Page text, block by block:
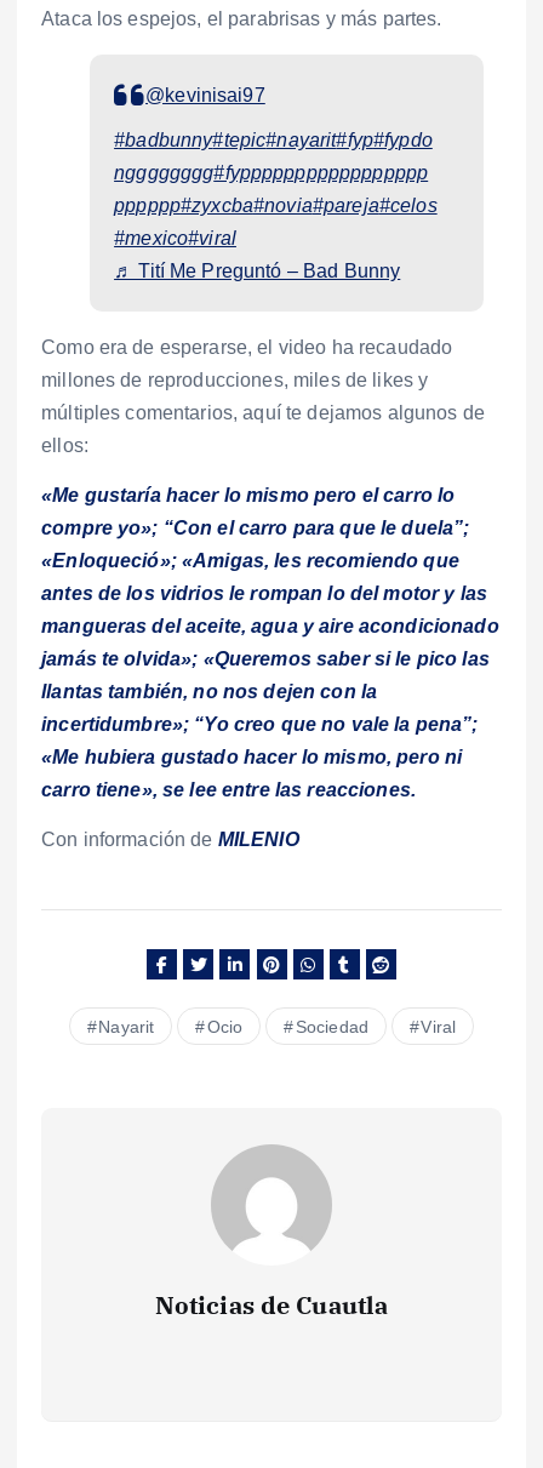
Ataca los espejos, el parabrisas y más partes.
@kevinisai97
#badbunny#tepic#nayarit#fyp#fypdo
ngggggggg#fyppppppppppppppppp
pppppp#zyxcba#novia#pareja#celos
#mexico#viral
♬ Tití Me Preguntó – Bad Bunny
Como era de esperarse, el video ha recaudado
millones de reproducciones, miles de likes y
múltiples comentarios, aquí te dejamos algunos de
ellos:
«Me gustaría hacer lo mismo pero el carro lo
compre yo»; “Con el carro para que le duela”;
«Enloqueció»; «Amigas, les recomiendo que
antes de los vidrios le rompan lo del motor y las
mangueras del aceite, agua y aire acondicionado
jamás te olvida»; «Queremos saber si le pico las
llantas también, no nos dejen con la
incertidumbre»; “Yo creo que no vale la pena”;
«Me hubiera gustado hacer lo mismo, pero ni
carro tiene», se lee entre las reacciones.
Con información de MILENIO
Nayarit Ocio Sociedad Viral
Noticias de Cuautla